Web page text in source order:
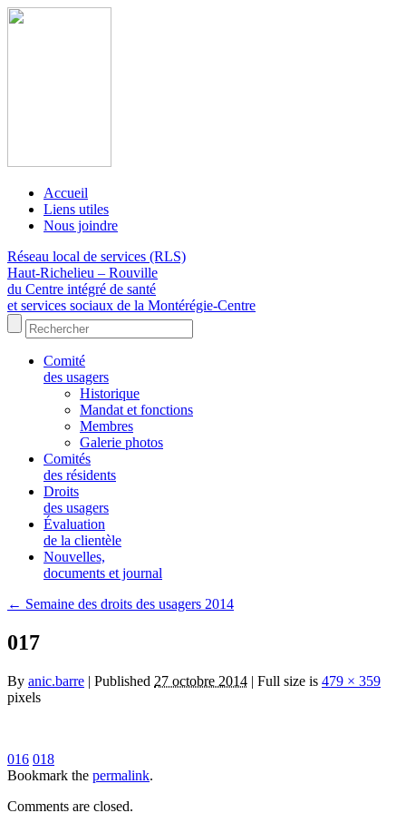
Accueil
Liens utiles
Nous joindre
Réseau local de services (RLS)
Haut-Richelieu – Rouville
du Centre intégré de santé
et services sociaux de la Montérégie-Centre
Comité
des usagers
Historique
Mandat et fonctions
Membres
Galerie photos
Comités
des résidents
Droits
des usagers
Évaluation
de la clientèle
Nouvelles,
documents et journal
← Semaine des droits des usagers 2014
017
By anic.barre | Published 27 octobre 2014 | Full size is 479 × 359
pixels
016 018
Bookmark the permalink.
Comments are closed.